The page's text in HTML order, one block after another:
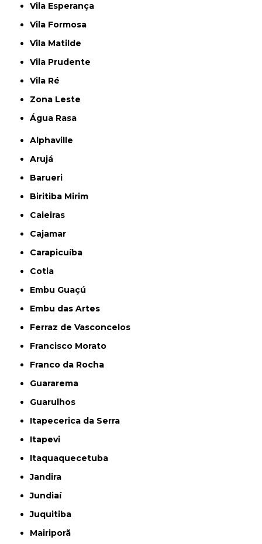
Vila Esperança
Vila Formosa
Vila Matilde
Vila Prudente
Vila Ré
Zona Leste
Água Rasa
Alphaville
Arujá
Barueri
Biritiba Mirim
Caieiras
Cajamar
Carapicuíba
Cotia
Embu Guaçú
Embu das Artes
Ferraz de Vasconcelos
Francisco Morato
Franco da Rocha
Guararema
Guarulhos
Itapecerica da Serra
Itapevi
Itaquaquecetuba
Jandira
Jundiaí
Juquitiba
Mairiporã